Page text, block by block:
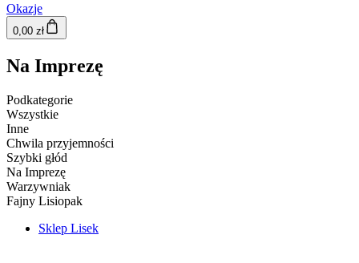
Okazje
0,00 zł
Na Imprezę
Podkategorie
Wszystkie
Inne
Chwila przyjemności
Szybki głód
Na Imprezę
Warzywniak
Fajny Lisiopak
Sklep Lisek